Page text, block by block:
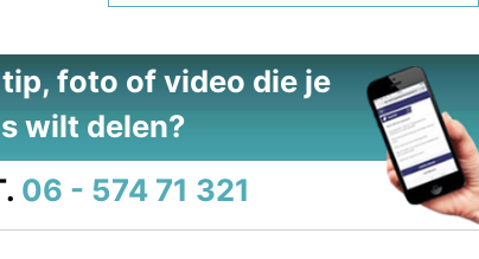
foto of video die je
wilt delen?
06 - 574 71 321